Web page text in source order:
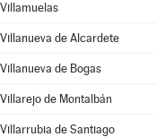
Villamuelas
Villanueva de Alcardete
Villanueva de Bogas
Villarejo de Montalbán
Villarrubia de Santiago